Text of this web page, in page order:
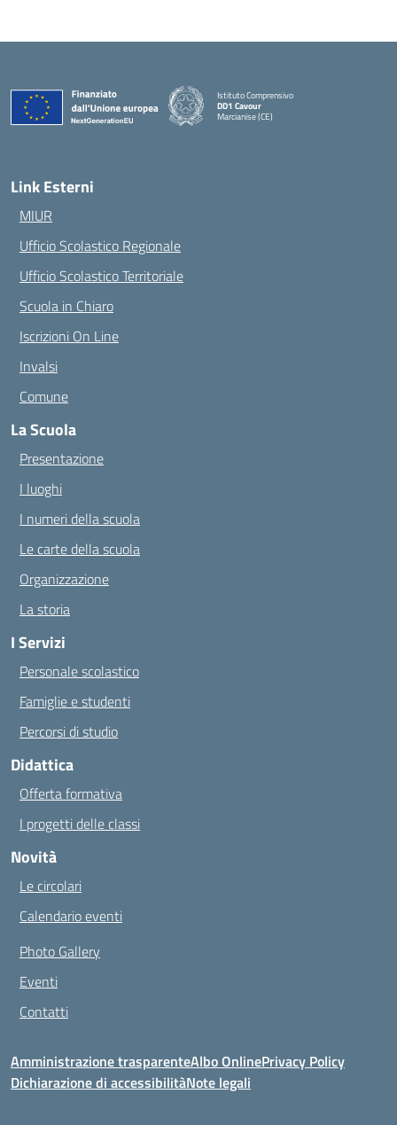
Istituto Comprensivo
DD1 Cavour
Marcianise (CE)
Link Esterni
MIUR
Ufficio Scolastico Regionale
Ufficio Scolastico Territoriale
Scuola in Chiaro
Iscrizioni On Line
Invalsi
Comune
La Scuola
Presentazione
I luoghi
I numeri della scuola
Le carte della scuola
Organizzazione
La storia
I Servizi
Personale scolastico
Famiglie e studenti
Percorsi di studio
Didattica
Offerta formativa
I progetti delle classi
Novità
Le circolari
Calendario eventi
Photo Gallery
Eventi
Contatti
Amministrazione trasparenteAlbo OnlinePrivacy Policy
Dichiarazione di accessibilitàNote legali